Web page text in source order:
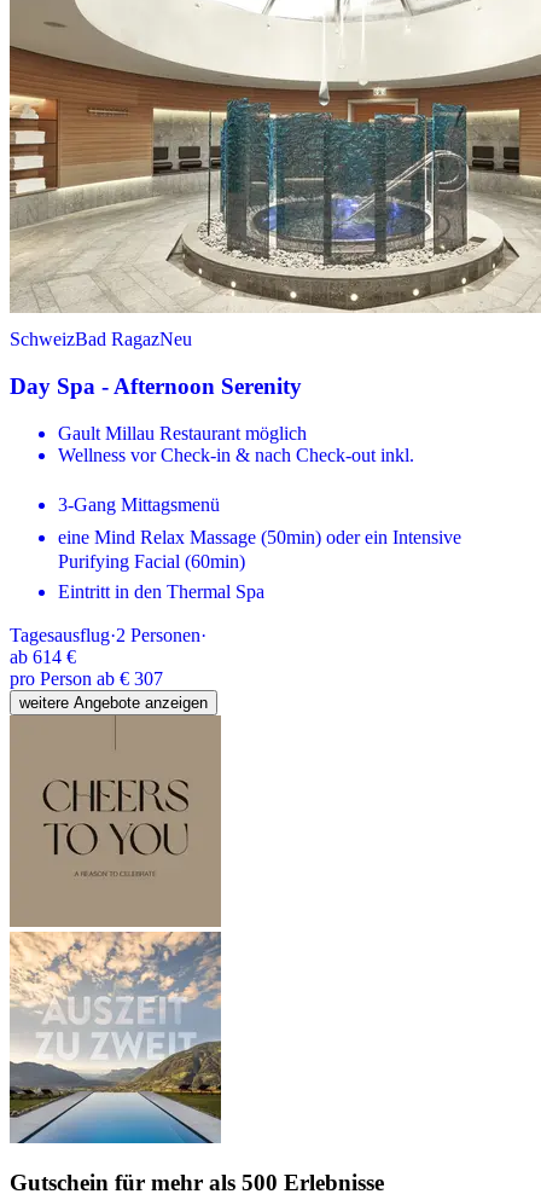
SchweizBad RagazNeu
Day Spa - Afternoon Serenity
Gault Millau Restaurant möglich
Wellness vor Check-in & nach Check-out inkl.
3-Gang Mittagsmenü
eine Mind Relax Massage (50min) oder ein Intensive
Purifying Facial (60min)
Eintritt in den Thermal Spa
Tagesausflug·2 Personen·
ab 614 €
pro Person ab € 307
weitere Angebote anzeigen
Gutschein für mehr als 500 Erlebnisse